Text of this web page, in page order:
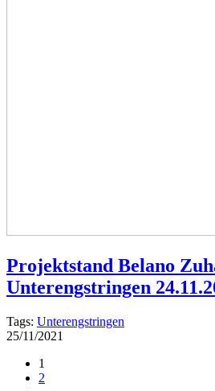
Projektstand Belano
Unterengstringen
Tags: Unterengstringen
25/11/2021
1
2